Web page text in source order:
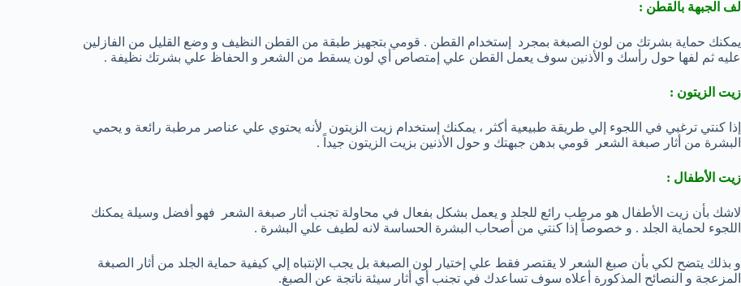
لف الجبهة بالقطن :
يمكنك حماية بشرتك من لون الصبغة بمجرد إستخدام القطن . قومي بتجهيز طبقة من القطن النظيف و وضع القليل من الفازلين
عليه ثم لفها حول رأسك و الأذنين سوف يعمل القطن علي إمتصاص أي لون يسقط من الشعر و الحفاظ علي بشرتك نظيفة .
زيت الزيتون :
إذا كنتي ترغبي في اللجوء إلي طريقة طبيعية أكثر ، يمكنك إستخدام زيت الزيتون لأنه يحتوي علي عناصر مرطبة رائعة و يحمي
البشرة من أثار صبغة الشعر قومي بدهن جبهتك و حول الأذنين بزيت الزيتون جيداً .
زيت الأطفال :
لاشك بأن زيت الأطفال هو مرطب رائع للجلد و يعمل بشكل بفعال في محاولة تجنب أثار صبغة الشعر فهو أفضل وسيلة يمكنك
اللجوء لحماية الجلد . و خصوصاً إذا كنتي من أصحاب البشرة الحساسة لانه لطيف علي البشرة .
و بذلك يتضح لكي بأن صبغ الشعر لا يقتصر فقط علي إختيار لون الصبغة بل يجب الإنتباه إلي كيفية حماية الجلد من أثار الصبغة
المزعجة و النصائح المذكورة أعلاه سوف تساعدك في تجنب أي أثار سيئة ناتجة عن الصبغ.